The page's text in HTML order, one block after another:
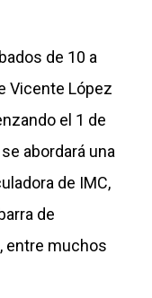
de 10 a
Vicente López
el 1 de
abordará una
de IMC,
de
entre muchos